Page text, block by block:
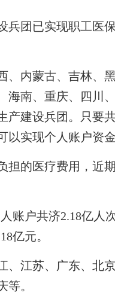
兵团已实现职工医
内蒙古、吉林、黑
南、重庆、四川
产建设兵团。只要
实现个人账户资金
的医疗费用，近
账户共济2.18亿人
亿元。
江苏、广东、北
。